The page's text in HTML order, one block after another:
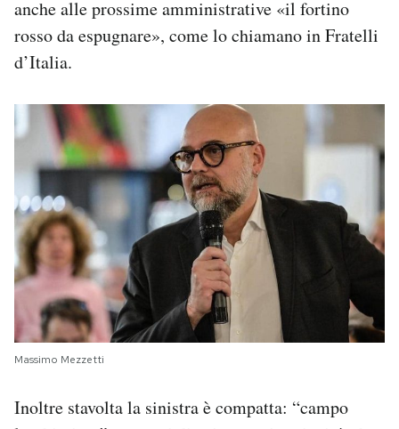
anche alle prossime amministrative «il fortino
rosso da espugnare», come lo chiamano in Fratelli
d’Italia.
Massimo Mezzetti
Inoltre stavolta la sinistra è compatta: “campo